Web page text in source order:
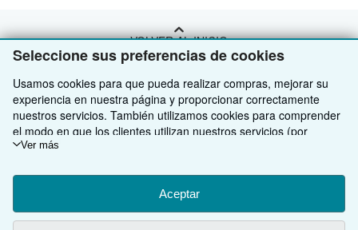
Seleccione sus preferencias de cookies
Usamos cookies para que pueda realizar compras, mejorar su
experiencia en nuestra página y proporcionar correctamente
nuestros servicios. También utilizamos cookies para comprender
el modo en que los clientes utilizan nuestros servicios (por
ejemplo, midiendo las visitas al sitio) y así poder realizar mejoras.
para mostrar contenido relevante en los anuncios y medir el
rendimiento de los mismos. Elija Rechazar si noestá de acuerdo
o Personalizar para obtener más información. Puede cambiar sus
opciones en cualquier momento visitando las
Ver más
Aceptar
VOLVER AL INICIO
Compre con nosotros
Búsqueda avanzada
Colecciones
Mi cuenta
Venda con nosotros
Comenzar a vender
Únase a nuestro programa de afiliados
Sobre nosotros
Sobre IberLibro
Obtener Ayuda